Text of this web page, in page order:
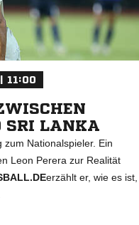
11:00
SRI LANKA
Nationalspieler. Ein
Leon Perera zur Realität
erzählt er, wie es ist,